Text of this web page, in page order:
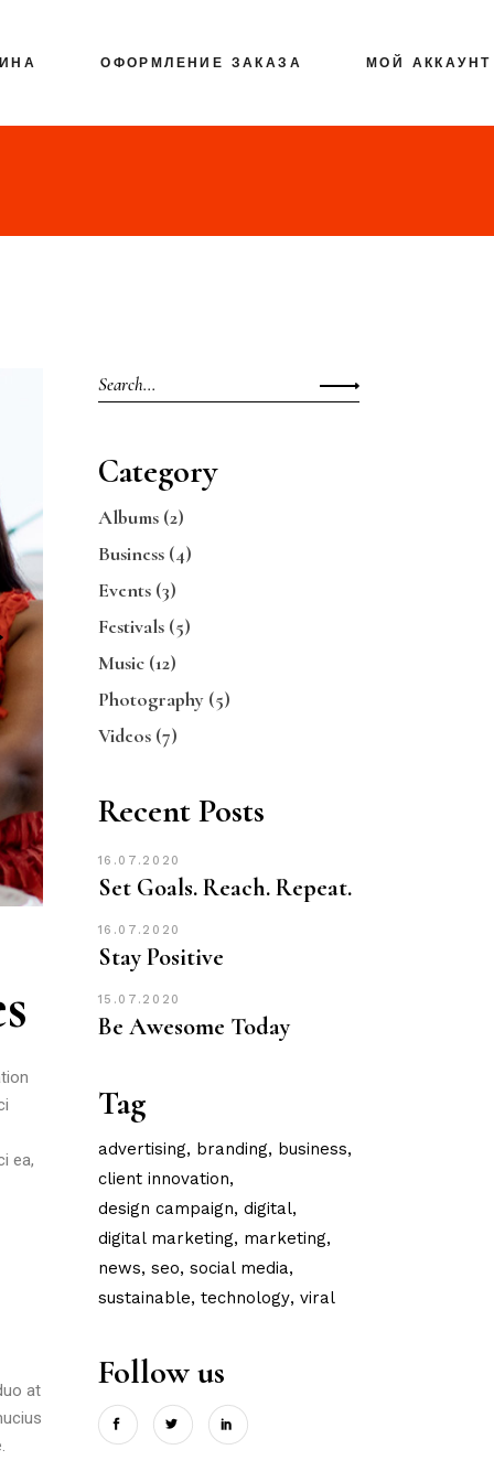
ОФОРМЛЕНИЕ ЗАКАЗА МОЙ АККАУНТ
ea,
at
Category
Albums(2)
Business(4)
Events(3)
Festivals(5)
Music(12)
Photography(5)
Videos(7)
Recent Posts
16.07.2020
Set Goals. Reach. Repeat.
16.07.2020
Stay Positive
15.07.2020
Be Awesome Today
Tag
advertising branding business
client innovation
design campaign digital
digital marketing marketing
news seo social media
sustainable technology viral
Follow us